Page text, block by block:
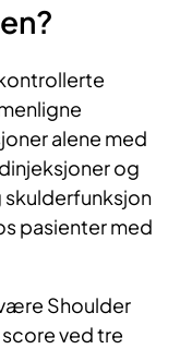
alene med
og
pasienter med
Shoulder
score ved tre